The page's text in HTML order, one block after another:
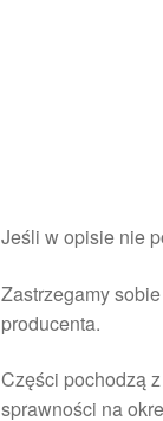
Jeśli w opisie nie
Zastrzegamy
producenta.
Części pochodzą
sprawności na